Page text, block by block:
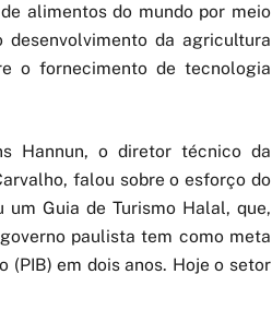
alimentos do mundo por meio
desenvolvimento da agricultura
o fornecimento de tecnologia
Hannun, o diretor técnico da
falou sobre o esforço do
Guia de Turismo Halal, que,
paulista tem como meta
(PIB) em dois anos. Hoje o setor